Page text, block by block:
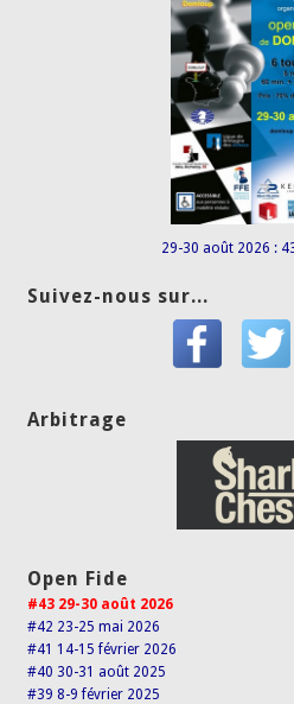
29-30 août 2026 :
Suivez-nous sur...
Arbitrage
Open Fide
#43 29-30 août 2026
#42 23-25 mai 2026
#41 14-15 février 2026
#40 30-31 août 2025
#39 8-9 février 2025